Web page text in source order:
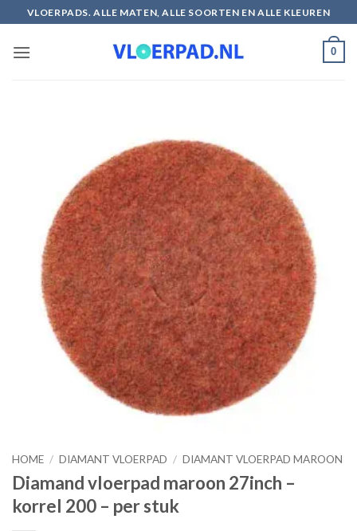
naar
inhoud
VLOERPADS. ALLE MATEN, ALLE SOORTEN EN ALLE KLEUREN
0
HOME / DIAMANT VLOERPAD / DIAMANT VLOERPAD MAROON
Diamand vloerpad maroon 27inch –
korrel 200 – per stuk